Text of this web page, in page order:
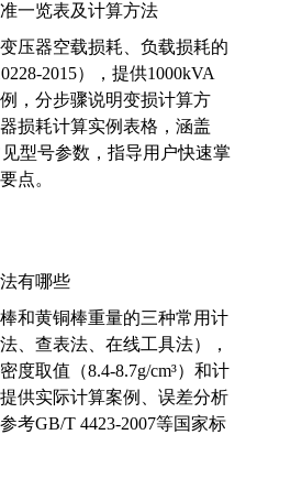
一览表及计算方法
压器空载损耗、负载损耗的
2015），提供1000kVA
，分步骤说明变损计算方
损耗计算实例表格，涵盖
见型号参数，指导用户快速掌
点。
有哪些
和黄铜棒重量的三种常用计
、查表法、在线工具法），
度取值（8.4-8.7g/cm³）和计
供实际计算案例、误差分析
考GB/T 4423-2007等国家标